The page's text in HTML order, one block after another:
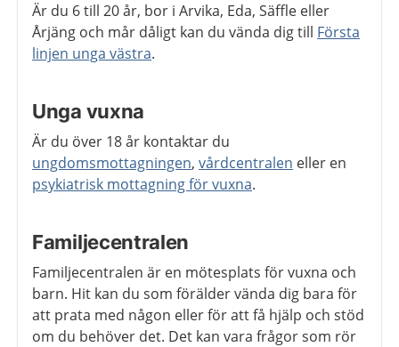
Är du 6 till 20 år, bor i Arvika, Eda, Säffle eller
Årjäng och mår dåligt kan du vända dig till Första
linjen unga västra.
Unga vuxna
Är du över 18 år kontaktar du
ungdomsmottagningen, vårdcentralen eller en
psykiatrisk mottagning för vuxna.
Familjecentralen
Familjecentralen är en mötesplats för vuxna och
barn. Hit kan du som förälder vända dig bara för
att prata med någon eller för att få hjälp och stöd
om du behöver det. Det kan vara frågor som rör